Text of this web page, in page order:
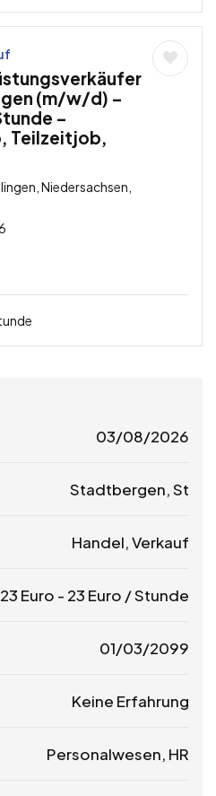
(m/w/d) –
–
Teilzeitjob,
Niedersachsen,
03/08/2026
Stadtbergen, St
Handel, Verkauf
23 Euro - 23 Euro / Stunde
01/03/2099
Keine Erfahrung
Personalwesen, HR